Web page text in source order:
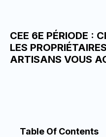
CEE 6E PÉRIODE :
LES
ARTISANS VOUS
Table Of Contents